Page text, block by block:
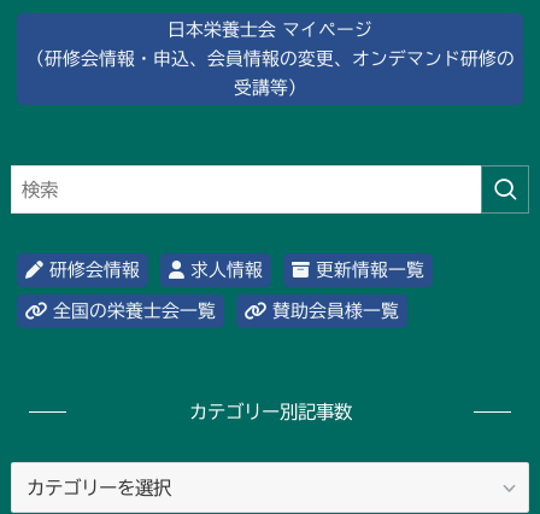
日本栄養士会 マイページ
（研修会情報・申込、会員情報の変更、オンデマンド研修の
受講等）
研修会情報 求人情報 更新情報一覧
全国の栄養士会一覧 賛助会員様一覧
カテゴリー別記事数